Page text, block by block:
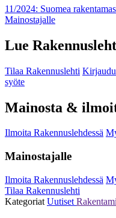
11/2024: Suomea
Mainostajalle
Lue
Tilaa Rakennuslehti
syöte
Mainosta &
Ilmoita Rakennuslehdessä
Mainostajalle
Ilmoita Rakennuslehdessä
Tilaa Rakennuslehti
Kategoriat Uutiset